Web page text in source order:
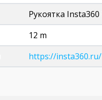
Рукоятка
12 m
https://insta360.ru/